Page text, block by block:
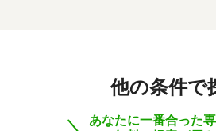
他の条件で
あなたに一番合った